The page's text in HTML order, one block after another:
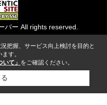
バー All rights reserved.
把握、サービス向上検討を目的と
す。
て」 をご確認ください。